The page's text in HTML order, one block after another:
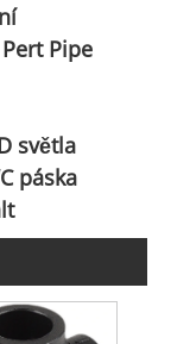
Pert Pipe
světla
páska